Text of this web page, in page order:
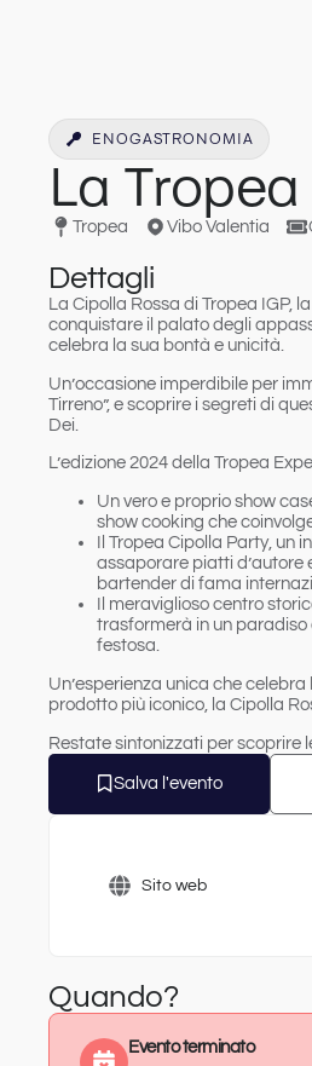
ENOGASTRONOMIA
La
Tropea Vibo Valentia
Dettagli
La Cipolla Rossa di Tropea IGP,
conquistare il palato degli
celebra la sua bontà e unicità.
Un’occasione imperdibile per
Tirreno”, e scoprire i segreti di
Dei
L’edizione 2024 della Tropea
Un vero e proprio show
show cooking che
Tropea Cipolla Party, un
assaporare piatti d’autore
bartender di fama
meraviglioso centro
trasformerà in un paradiso
festosa.
Un’esperienza unica che
prodotto più iconico, la Cipolla
Restate sintonizzati per scoprire
Salva l'evento
Sito web
Quando?
Evento terminato